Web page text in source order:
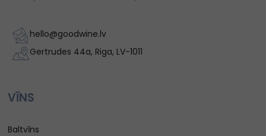
hello@goodwine.lv
Gertrudes 44a, Riga, LV-1011
VĪNS
Baltvīns